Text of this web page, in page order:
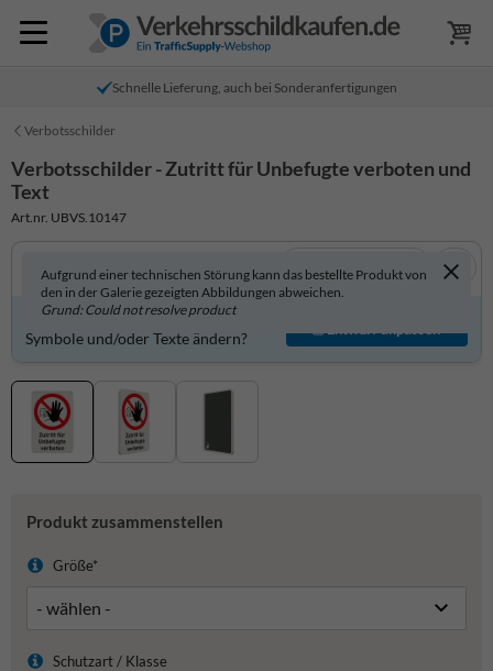
Schnelle Lieferung, auch bei Sonderanfertigungen
Verbotsschilder
Verbotsschilder - Zutritt für Unbefugte verboten und
Text
Art.nr. UBVS.10147
Aufgrund einer technischen Störung kann das bestellte Produkt von
den in der Galerie gezeigten Abbildungen abweichen.
Grund: Could not resolve product
In 3D anzeigen
Produkt individuell gestalten?
Symbole und/oder Texte ändern?
Entwurf anpassen
Produkt zusammenstellen
Größe*
Schutzart / Klasse